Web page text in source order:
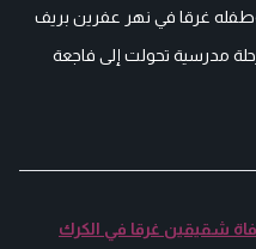
غرقا في نهر عفرين بريف
مدرسية تحولت إلى فاجعة
شقيقين غرقا في الكرك